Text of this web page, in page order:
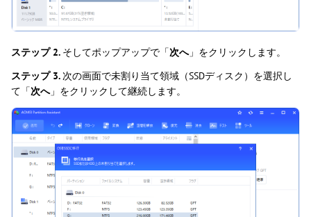
ステップ 2. そしてポップアップで「次へ」をクリックします。
ステップ 3. 次の画面で未割り当て領域（SSDディスク）を選択し
て「次へ」をクリックして継続します。